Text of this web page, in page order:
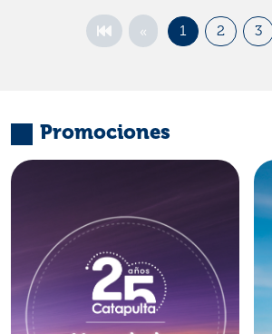
« 1 2 3
Promociones